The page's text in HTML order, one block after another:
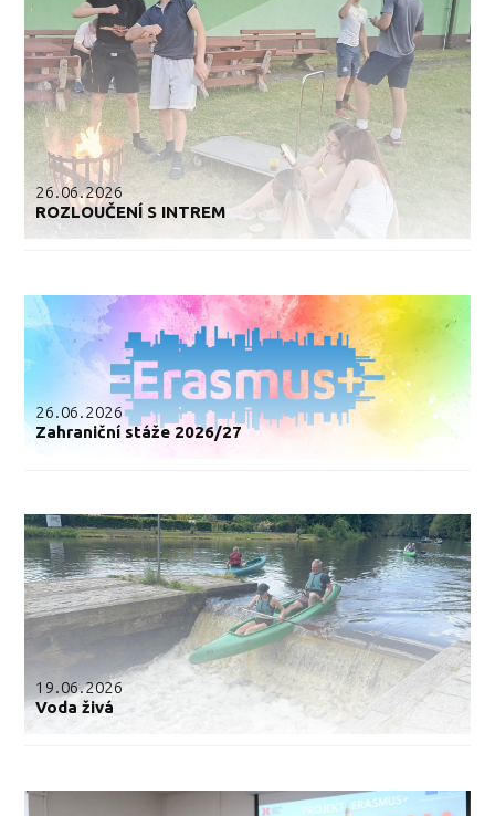
26.06.2026
ROZLOUČENÍ S INTREM
26.06.2026
Zahraniční stáže 2026/27
19.06.2026
Voda živá